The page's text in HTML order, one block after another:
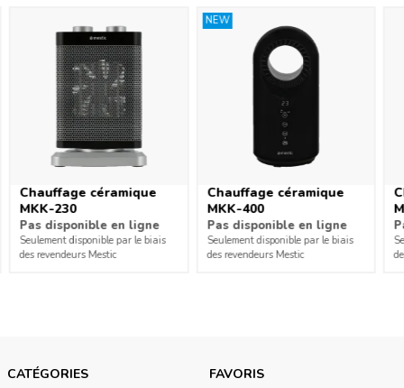
Le chauffage à quartz Mestic MQK-250 vous garantit une
chaleur agréable, même pendant les mois d'hiver. Réglez le
chauffage halogène à votre convenance grâce aux deux
niveaux de chauffage. La fonction d'oscillation permet de
chauffer correctement l'ensemble de la pièce.
Chauffage céramique
MKK-230
Pas disponible en ligne
Seulement disponible par le biais
des revendeurs Mestic
NEW
Chauffage céramique
MKK-400
Pas disponible en ligne
Seulement disponible par le biais
des revendeurs Mestic
CATÉGORIES
FAVORIS